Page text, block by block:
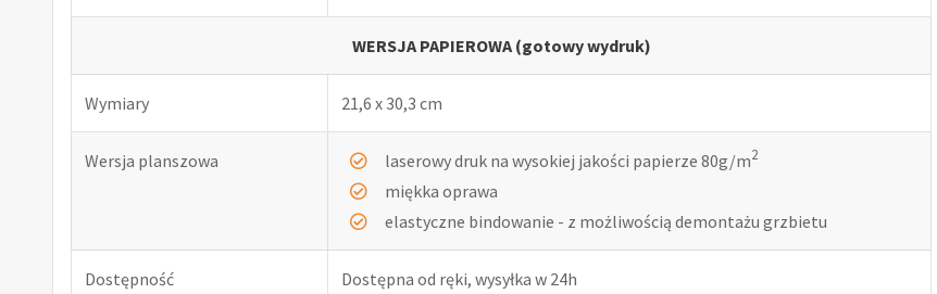
WERSJA PAPIEROWA (gotowy wydruk)
Wymiary 21,6 x 30,3 cm
Wersja planszowa laserowy druk na wysokiej jakości papierze 80g/m2
miękka oprawa
elastyczne bindowanie - z możliwością demontażu grzbietu
Dostępność Dostępna od ręki, wysyłka w 24h